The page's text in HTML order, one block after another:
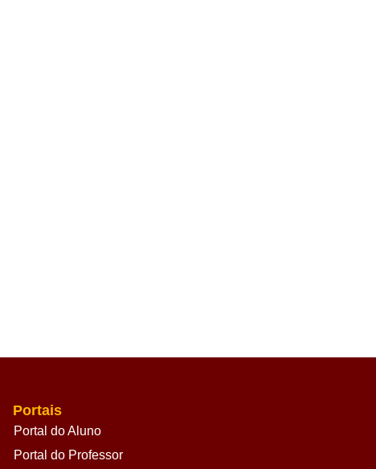
Portais
Portal do Aluno
Portal do Professor